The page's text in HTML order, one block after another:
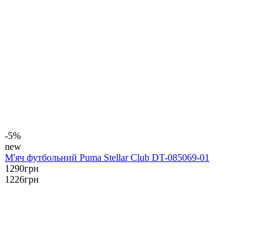
-5%
new
М'яч футбольний Puma Stellar Club DT-085069-01
1290грн
1226грн